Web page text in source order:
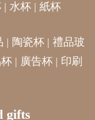
| 水杯 | 紙杯
| 陶瓷杯 | 禮品玻
| 廣告杯 | 印刷
gifts